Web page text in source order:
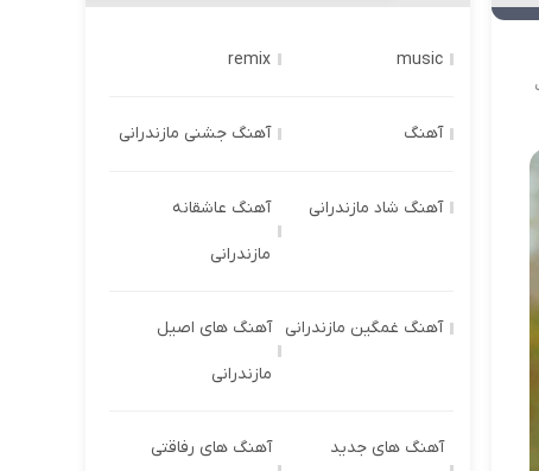
music
remix
آهنگ آهنگ جشنی مازندرانی
آهنگ شاد مازندرانی آهنگ عاشقانه
مازندرانی
آهنگ غمگین مازندرانی آهنگ های اصیل
مازندرانی
آهنگ های جدید آهنگ های رفاقتی